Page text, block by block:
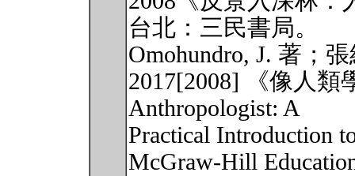
台北：三民書局。
Omohundro, J. 著；
2017[2008] 《像人類
Anthropologist: A
Practical Introduction
McGraw-Hill